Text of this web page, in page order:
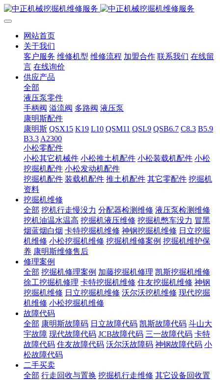
网站首页
关于我们
客户服务 维修机型 维修流程 加盟合作 联系我们 在线留
言 在线询价
供应产品
全部
液压泵零件
手柄阀 溢流阀 多路阀 液压泵
康明斯配件
康明斯 QSX15 K19 L10 QSM11 QSL9 QSB6.7 C8.3 B5.9
B3.3 A2300
小松零配件
小松其它机械件 小松推土机配件 小松装载机配件 小松
挖掘机配件 小松发动机配件
挖掘机配件 装载机配件 推土机配件 其它零配件 挖掘机
资料
挖掘机维修
全部 挖机行走慢没力 分配器检测维修 液压泵检测维修
挖机油温水温高 挖掘机液压维修 挖掘机憋车没力 冒黑
烟蓝烟白烟 卡特挖掘机维修 神钢挖掘机维修 日立挖掘
机维修 小松挖掘机维修 挖掘机维修案例 挖掘机维护保
养 康明斯维修售后
修理案例
全部 挖掘机修理案例 加藤挖掘机修理 凯斯挖掘机维修
徐工挖掘机修理 卡特挖掘机维修 住友挖掘机维修 神钢
挖掘机维修 日立挖掘机维修 沃尔沃挖机维修 现代挖掘
机维修 小松挖掘机维修
故障代码
全部 康明斯故障码 日立故障代码 凯斯故障代码 斗山大
宇故障 现代故障代码 JCB故障代码 三一故障代码 卡特
故障代码 住友故障代码 沃尔沃故障码 神钢故障代码 小
松故障代码
二手买卖
全部 行走回收与置换 挖掘机行走维修 其它设备回收置